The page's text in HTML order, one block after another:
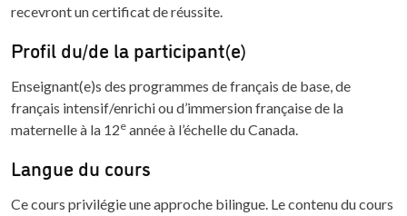
recevront un certificat de réussite.
Profil du/de la participant(e)
Enseignant(e)s des programmes de français de base, de
français intensif/enrichi ou d’immersion française de la
maternelle à la 12e année à l’échelle du Canada.
Langue du cours
Ce cours privilégie une approche bilingue. Le contenu du cours